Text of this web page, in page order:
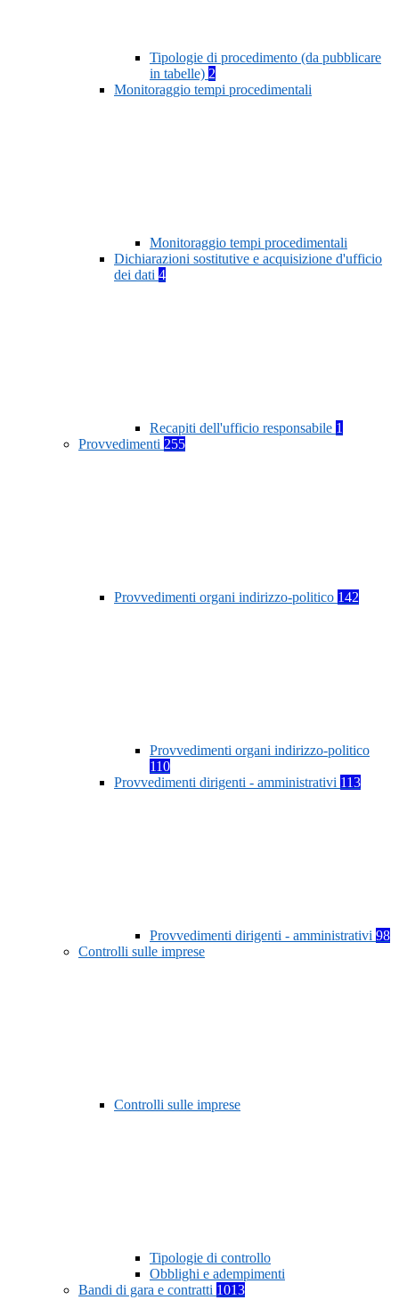
Tipologie di procedimento (da pubblicare
in tabelle) 2
Monitoraggio tempi procedimentali
Monitoraggio tempi procedimentali
Dichiarazioni sostitutive e acquisizione d'ufficio
dei dati 4
Recapiti dell'ufficio responsabile 1
Provvedimenti 255
Provvedimenti organi indirizzo-politico 142
Provvedimenti organi indirizzo-politico
110
Provvedimenti dirigenti - amministrativi 113
Provvedimenti dirigenti - amministrativi 98
Controlli sulle imprese
Controlli sulle imprese
Tipologie di controllo
Obblighi e adempimenti
Bandi di gara e contratti 1013